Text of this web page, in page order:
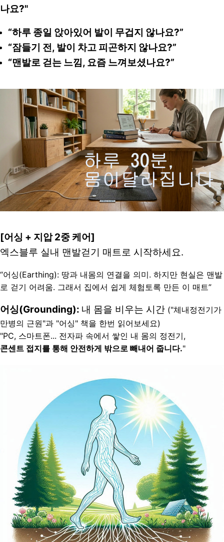
나요?"
“하루 종일 앉아있어 발이 무겁지 않나요?”
“잠들기 전, 발이 차고 피곤하지 않나요?”
“맨발로 걷는 느낌, 요즘 느껴보셨나요?”
[어싱 + 지압 2중 케어]
엑스블루 실내 맨발걷기 매트로 시작하세요.
“어싱(Earthing): 땅과 내몸의 연결을 의미. 하지만 현실은 맨발
로 걷기 어려움. 그래서 집에서 쉽게 체험토록 만든 이 매트”
어싱(Grounding): 내 몸을 비우는 시간 ("체내정전기가
만병의 근원"과 "어싱" 책을 한번 읽어보세요)
"PC, 스마트폰... 전자파 속에서 쌓인 내 몸의 정전기,
콘센트 접지를 통해 안전하게 밖으로 빼내어 줍니다."